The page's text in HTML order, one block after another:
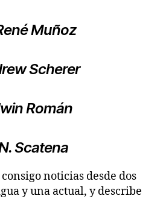
Muñoz
Scherer
Román
Scatena
noticias desde dos
y una actual, y describe